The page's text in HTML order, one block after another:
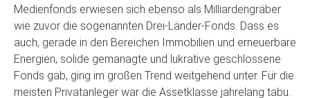
Medienfonds erwiesen sich ebenso als Milliardengräber
wie zuvor die sogenannten Drei-Länder-Fonds. Dass es
auch, gerade in den Bereichen Immobilien und erneuerbare
Energien, solide gemanagte und lukrative geschlossene
Fonds gab, ging im großen Trend weitgehend unter. Für die
meisten Privatanleger war die Assetklasse jahrelang tabu.